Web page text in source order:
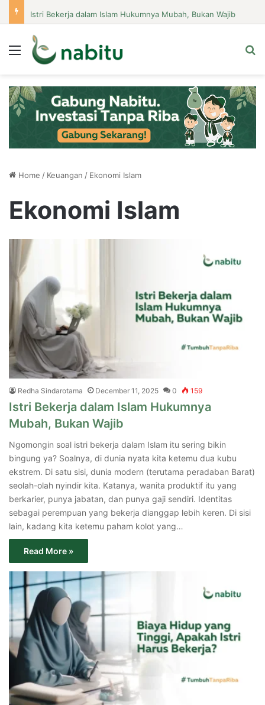
Istri Bekerja dalam Islam Hukumnya Mubah, Bukan Wajib
Menu
Home / Keuangan / Ekonomi Islam
Ekonomi Islam
Redha Sindarotama December 11, 2025 0 159
Istri Bekerja dalam Islam Hukumnya
Mubah, Bukan Wajib
Ngomongin soal istri bekerja dalam Islam itu sering bikin
bingung ya? Soalnya, di dunia nyata kita ketemu dua kubu
ekstrem. Di satu sisi, dunia modern (terutama peradaban Barat)
seolah-olah nyindir kita. Katanya, wanita produktif itu yang
berkarier, punya jabatan, dan punya gaji sendiri. Identitas
sebagai perempuan yang bekerja dianggap lebih keren. Di sisi
lain, kadang kita ketemu paham kolot yang…
Read More »